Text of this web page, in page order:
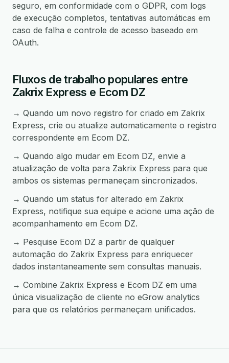
seguro, em conformidade com o GDPR, com logs
de execução completos, tentativas automáticas em
caso de falha e controle de acesso baseado em
OAuth.
Fluxos de trabalho populares entre
Zakrix Express e Ecom DZ
→ Quando um novo registro for criado em Zakrix
Express, crie ou atualize automaticamente o registro
correspondente em Ecom DZ.
→ Quando algo mudar em Ecom DZ, envie a
atualização de volta para Zakrix Express para que
ambos os sistemas permaneçam sincronizados.
→ Quando um status for alterado em Zakrix
Express, notifique sua equipe e acione uma ação de
acompanhamento em Ecom DZ.
→ Pesquise Ecom DZ a partir de qualquer
automação do Zakrix Express para enriquecer
dados instantaneamente sem consultas manuais.
→ Combine Zakrix Express e Ecom DZ em uma
única visualização de cliente no eGrow analytics
para que os relatórios permaneçam unificados.